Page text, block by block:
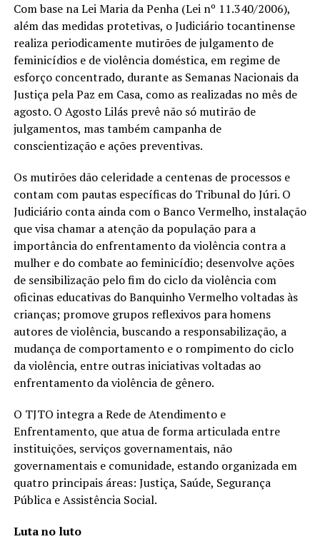
Com base na Lei Maria da Penha (Lei nº 11.340/2006),
além das medidas protetivas, o Judiciário tocantinense
realiza periodicamente mutirões de julgamento de
feminicídios e de violência doméstica, em regime de
esforço concentrado, durante as Semanas Nacionais da
Justiça pela Paz em Casa, como as realizadas no mês de
agosto. O Agosto Lilás prevê não só mutirão de
julgamentos, mas também campanha de
conscientização e ações preventivas.
Os mutirões dão celeridade a centenas de processos e
contam com pautas específicas do Tribunal do Júri. O
Judiciário conta ainda com o Banco Vermelho, instalação
que visa chamar a atenção da população para a
importância do enfrentamento da violência contra a
mulher e do combate ao feminicídio; desenvolve ações
de sensibilização pelo fim do ciclo da violência com
oficinas educativas do Banquinho Vermelho voltadas às
crianças; promove grupos reflexivos para homens
autores de violência, buscando a responsabilização, a
mudança de comportamento e o rompimento do ciclo
da violência, entre outras iniciativas voltadas ao
enfrentamento da violência de gênero.
O TJTO integra a Rede de Atendimento e
Enfrentamento, que atua de forma articulada entre
instituições, serviços governamentais, não
governamentais e comunidade, estando organizada em
quatro principais áreas: Justiça, Saúde, Segurança
Pública e Assistência Social.
Luta no luto